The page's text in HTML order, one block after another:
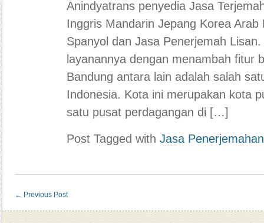
Anindyatrans penyedia Jasa
Inggris Mandarin Jepang Korea
Spanyol dan Jasa Penerjemah
layanannya dengan menambah fitur
Bandung antara lain adalah salah
Indonesia. Kota ini merupakan kota
satu pusat perdagangan di […]
Post Tagged with Jasa
← Previous Post